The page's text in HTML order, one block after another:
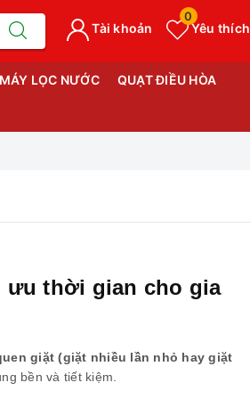
Yêu thích
0
Tài khoản
LỌC NƯỚC QUẠT ĐIỀU HÒA
ưu thời gian cho gia
giặt (giặt nhiều lần nhỏ hay giặt
bền và tiết kiệm.